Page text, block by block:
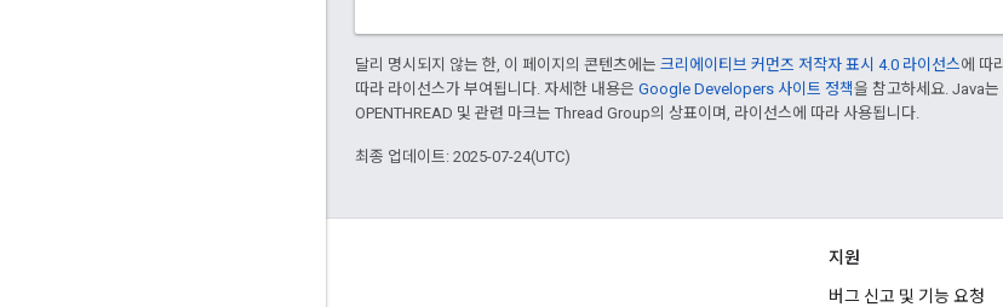
달리 명시되지 않는 한, 이 페이지의 콘텐츠에는 크리에이티브 커먼즈 저작자 표시 4.0 라이선스에 따
따라 라이선스가 부여됩니다. 자세한 내용은 Google Developers 사이트 정책을 참고하세요. Java
OPENTHREAD 및 관련 마크는 Thread Group의 상표이며, 라이선스에 따라 사용됩니다.
최종 업데이트: 2025-07-24(UTC)
지원
버그 신고 및 기능 요청